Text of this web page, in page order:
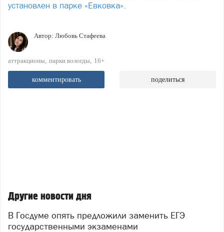
установлен в парке «Евковка».
Автор: Любовь Стафеева
аттракционы парки вологды 16+
комментировать поделиться
Другие новости дня
В Госдуме опять предложили заменить ЕГЭ
государственными экзаменами